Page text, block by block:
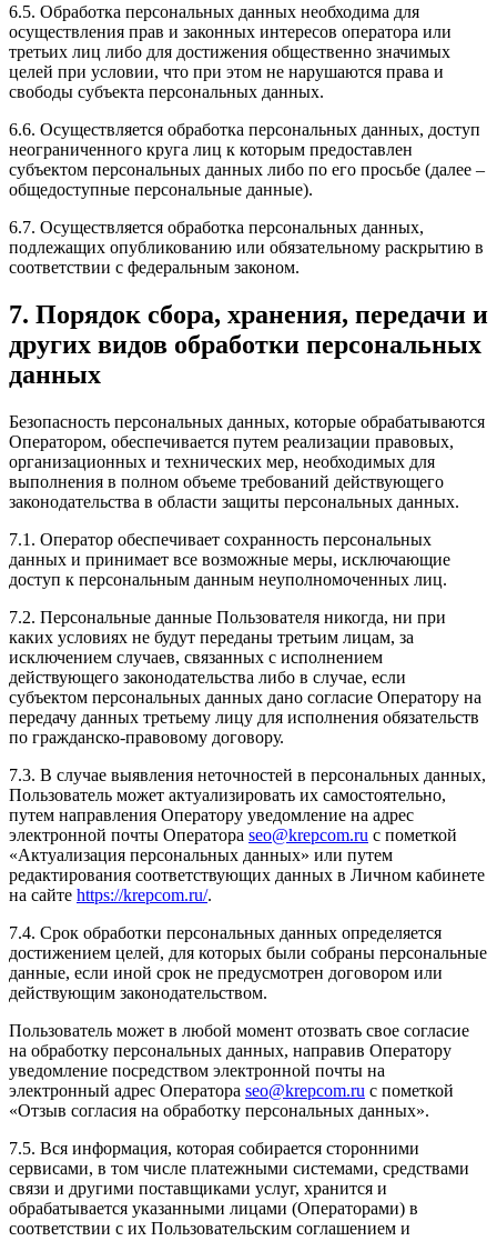
6.5. Обработка персональных данных необходима для
осуществления прав и законных интересов оператора или
третьих лиц либо для достижения общественно значимых
целей при условии, что при этом не нарушаются права и
свободы субъекта персональных данных.
6.6. Осуществляется обработка персональных данных, доступ
неограниченного круга лиц к которым предоставлен
субъектом персональных данных либо по его просьбе (далее –
общедоступные персональные данные).
6.7. Осуществляется обработка персональных данных,
подлежащих опубликованию или обязательному раскрытию в
соответствии с федеральным законом.
7. Порядок сбора, хранения, передачи и
других видов обработки персональных
данных
Безопасность персональных данных, которые обрабатываются
Оператором, обеспечивается путем реализации правовых,
организационных и технических мер, необходимых для
выполнения в полном объеме требований действующего
законодательства в области защиты персональных данных.
7.1. Оператор обеспечивает сохранность персональных
данных и принимает все возможные меры, исключающие
доступ к персональным данным неуполномоченных лиц.
7.2. Персональные данные Пользователя никогда, ни при
каких условиях не будут переданы третьим лицам, за
исключением случаев, связанных с исполнением
действующего законодательства либо в случае, если
субъектом персональных данных дано согласие Оператору на
передачу данных третьему лицу для исполнения обязательств
по гражданско-правовому договору.
7.3. В случае выявления неточностей в персональных данных,
Пользователь может актуализировать их самостоятельно,
путем направления Оператору уведомление на адрес
электронной почты Оператора seo@krepcom.ru с пометкой
«Актуализация персональных данных» или путем
редактирования соответствующих данных в Личном кабинете
на сайте https://krepcom.ru/.
7.4. Срок обработки персональных данных определяется
достижением целей, для которых были собраны персональные
данные, если иной срок не предусмотрен договором или
действующим законодательством.
Пользователь может в любой момент отозвать свое согласие
на обработку персональных данных, направив Оператору
уведомление посредством электронной почты на
электронный адрес Оператора seo@krepcom.ru с пометкой
«Отзыв согласия на обработку персональных данных».
7.5. Вся информация, которая собирается сторонними
сервисами, в том числе платежными системами, средствами
связи и другими поставщиками услуг, хранится и
обрабатывается указанными лицами (Операторами) в
соответствии с их Пользовательским соглашением и